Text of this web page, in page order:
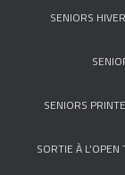
SENIORS HIVER
SENIORS
SORTIE À L’OPEN